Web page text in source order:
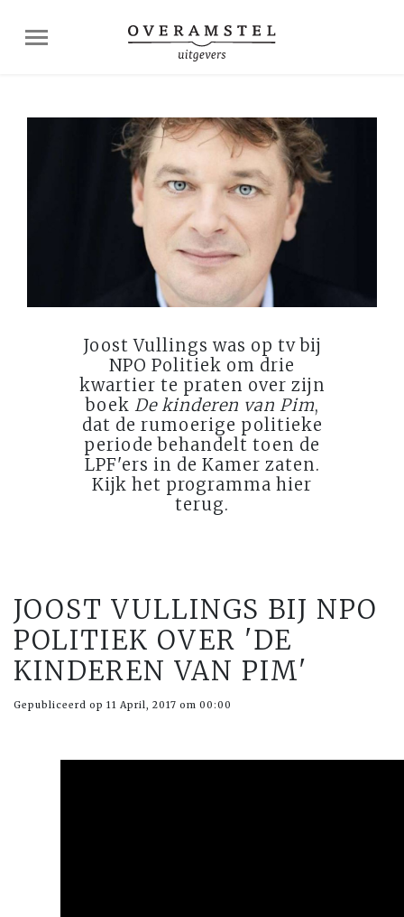
Joost Vullings was op tv bij
NPO Politiek om drie
kwartier te praten over zijn
boek De kinderen van Pim,
dat de rumoerige politieke
periode behandelt toen de
LPF'ers in de Kamer zaten.
Kijk het programma hier
terug.
JOOST VULLINGS BIJ NPO
POLITIEK OVER 'DE
KINDEREN VAN PIM'
Gepubliceerd op 11 April, 2017 om 00:00